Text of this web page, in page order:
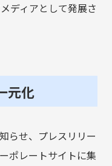
ディアとして発展さ
元化
らせ、プレスリリー
ポレートサイトに集